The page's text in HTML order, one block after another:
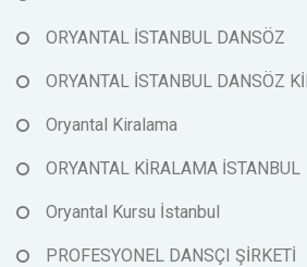
ORYANTAL İSTANBUL DANSÖZ
ORYANTAL İSTANBUL DANSÖZ
Oryantal Kiralama
ORYANTAL KİRALAMA İSTANBUL
Oryantal Kursu İstanbul
PROFESYONEL DANSÇI ŞİRKETİ